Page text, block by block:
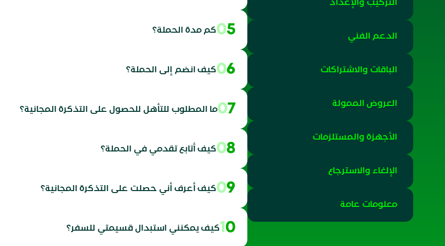
التركيب والإعداد
الدعم الفني
الباقات والاشتراكات
العروض الممولة
الأجهزة والمستلزمات
الإلغاء والاسترجاع
معلومات عامة
05 كم مدة الحملة؟
06 كيف انضم إلى الحملة؟
07 ما المطلوب للتأهل للحصول على التذكرة المجانية؟
08 كيف أتابع تقدمي في الحملة؟
09 كيف أعرف أني حصلت على التذكرة المجانية؟
10 كيف يمكنني استبدال قسيمتي للسفر؟